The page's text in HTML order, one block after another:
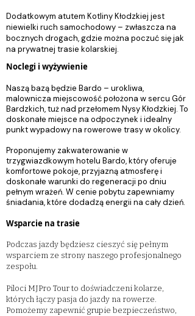
Dodatkowym atutem Kotliny Kłodzkiej jest
niewielki ruch samochodowy – zwłaszcza na
bocznych drogach, gdzie można poczuć się jak
na prywatnej trasie kolarskiej.
Noclegi i wyżywienie
Naszą bazą będzie Bardo – urokliwa,
malownicza miejscowość położona w sercu Gór
Bardzkich, tuż nad przełomem Nysy Kłodzkiej. To
doskonałe miejsce na odpoczynek i idealny
punkt wypadowy na rowerowe trasy w okolicy.
Proponujemy zakwaterowanie w
trzygwiazdkowym hotelu Bardo, który oferuje
komfortowe pokoje, przyjazną atmosferę i
doskonałe warunki do regeneracji po dniu
pełnym wrażeń. W cenie pobytu zapewniamy
śniadania, które dodadzą energii na cały dzień.
Wsparcie na trasie
Podczas jazdy będziesz cieszyć się pełnym
wsparciem ze strony naszego profesjonalnego
zespołu.
Piloci MJPro Tour to doświadczeni kolarze,
których łączy pasja do jazdy na rowerze.
Pomożemy zapewnić grupie bezpieczeństwo,